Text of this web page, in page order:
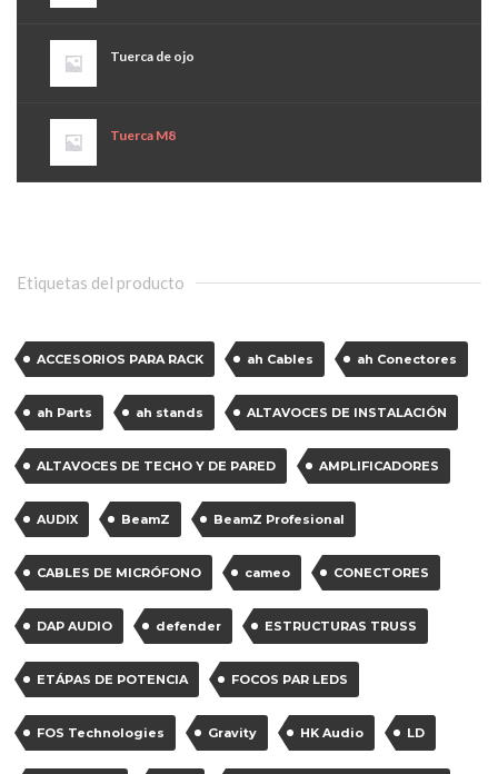
Tuerca de ojo
Tuerca M8
Etiquetas del producto
ACCESORIOS PARA RACK ah Cables ah Conectores
ah Parts ah stands ALTAVOCES DE INSTALACIÓN
ALTAVOCES DE TECHO Y DE PARED AMPLIFICADORES
AUDIX BeamZ BeamZ Profesional
CABLES DE MICRÓFONO cameo CONECTORES
DAP AUDIO defender ESTRUCTURAS TRUSS
ETÁPAS DE POTENCIA FOCOS PAR LEDS
FOS Technologies Gravity HK Audio LD